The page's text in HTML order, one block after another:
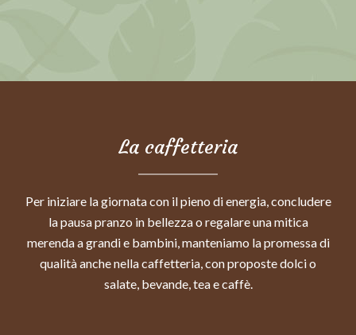
La caffetteria
Per iniziare la giornata con il pieno di energia, concludere
la pausa pranzo in bellezza o regalare una mitica
merenda a grandi e bambini, manteniamo la promessa di
qualità anche nella caffetteria, con proposte dolci o
salate, bevande, tea e caffè.